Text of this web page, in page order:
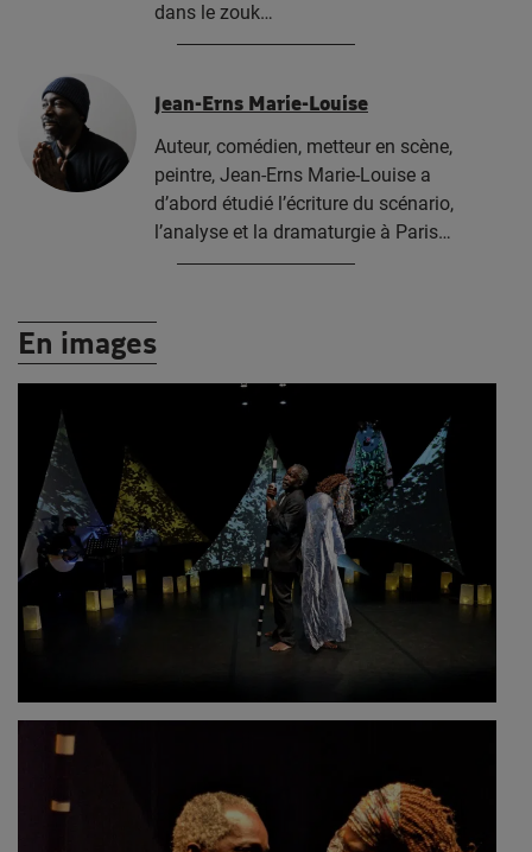
dans le zouk…
Jean-Erns Marie-Louise
Auteur, comédien, metteur en scène,
peintre, Jean-Erns Marie-Louise a
d’abord étudié l’écriture du scénario,
l’analyse et la dramaturgie à Paris…
En images